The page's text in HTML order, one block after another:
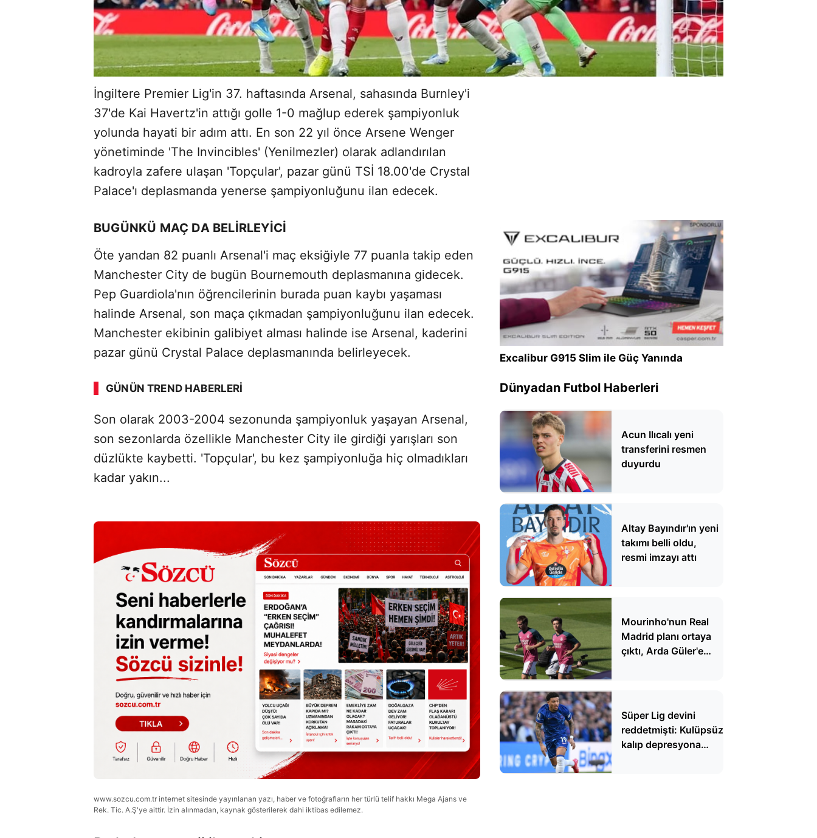
İngiltere Premier Lig'in 37. haftasında Arsenal, sahasında Burnley'i
37'de Kai Havertz'in attığı golle 1-0 mağlup ederek şampiyonluk
yolunda hayati bir adım attı. En son 22 yıl önce Arsene Wenger
yönetiminde 'The Invincibles' (Yenilmezler) olarak adlandırılan
kadroyla zafere ulaşan 'Topçular', pazar günü TSİ 18.00'de Crystal
Palace'ı deplasmanda yenerse şampiyonluğunu ilan edecek.
BUGÜNKÜ MAÇ DA BELİRLEYİCİ
Öte yandan 82 puanlı Arsenal'i maç eksiğiyle 77 puanla takip eden
Manchester City de bugün Bournemouth deplasmanına gidecek.
Pep Guardiola'nın öğrencilerinin burada puan kaybı yaşaması
halinde Arsenal, son maça çıkmadan şampiyonluğunu ilan edecek.
Manchester ekibinin galibiyet alması halinde ise Arsenal, kaderini
pazar günü Crystal Palace deplasmanında belirleyecek.
GÜNÜN TREND HABERLERI
Son olarak 2003-2004 sezonunda şampiyonluk yaşayan Arsenal,
son sezonlarda özellikle Manchester City ile girdiği yarışları son
düzlükte kaybetti. 'Topçular', bu kez şampiyonluğa hiç olmadıkları
kadar yakın...
www.sozcu.com.tr internet sitesinde yayınlanan yazı, haber ve fotoğrafların her türlü telif hakkı Mega Ajans ve
Rek. Tic. A.Ş'ye aittir. İzin alınmadan, kaynak gösterilerek dahi iktibas edilemez.
Excalibur G915 Slim ile Güç Yanında
Dünyadan Futbol Haberleri
Acun Ilıcalı yeni
transferini resmen
duyurdu
Altay Bayındır'ın yeni
takımı belli oldu,
resmi imzayı attı
Mourinho'nun Real
Madrid planı ortaya
çıktı, Arda Güler'e
Süper Lig devini
reddetmişti: Kulüpsüz
kalıp depresyona